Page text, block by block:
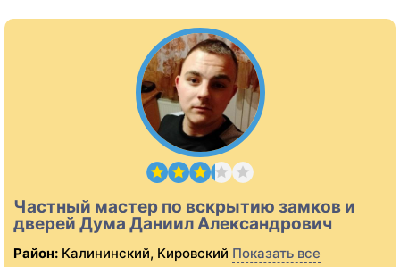
Частный мастер по вскрытию замков и
дверей Дума Даниил Александрович
Район: Калининский, Кировский Показать все